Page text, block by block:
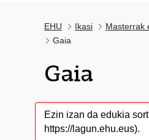
EHU Ikasi Masterrak
Gaia
Gaia
Ezin izan da edukia
https://lagun.ehu.eus).